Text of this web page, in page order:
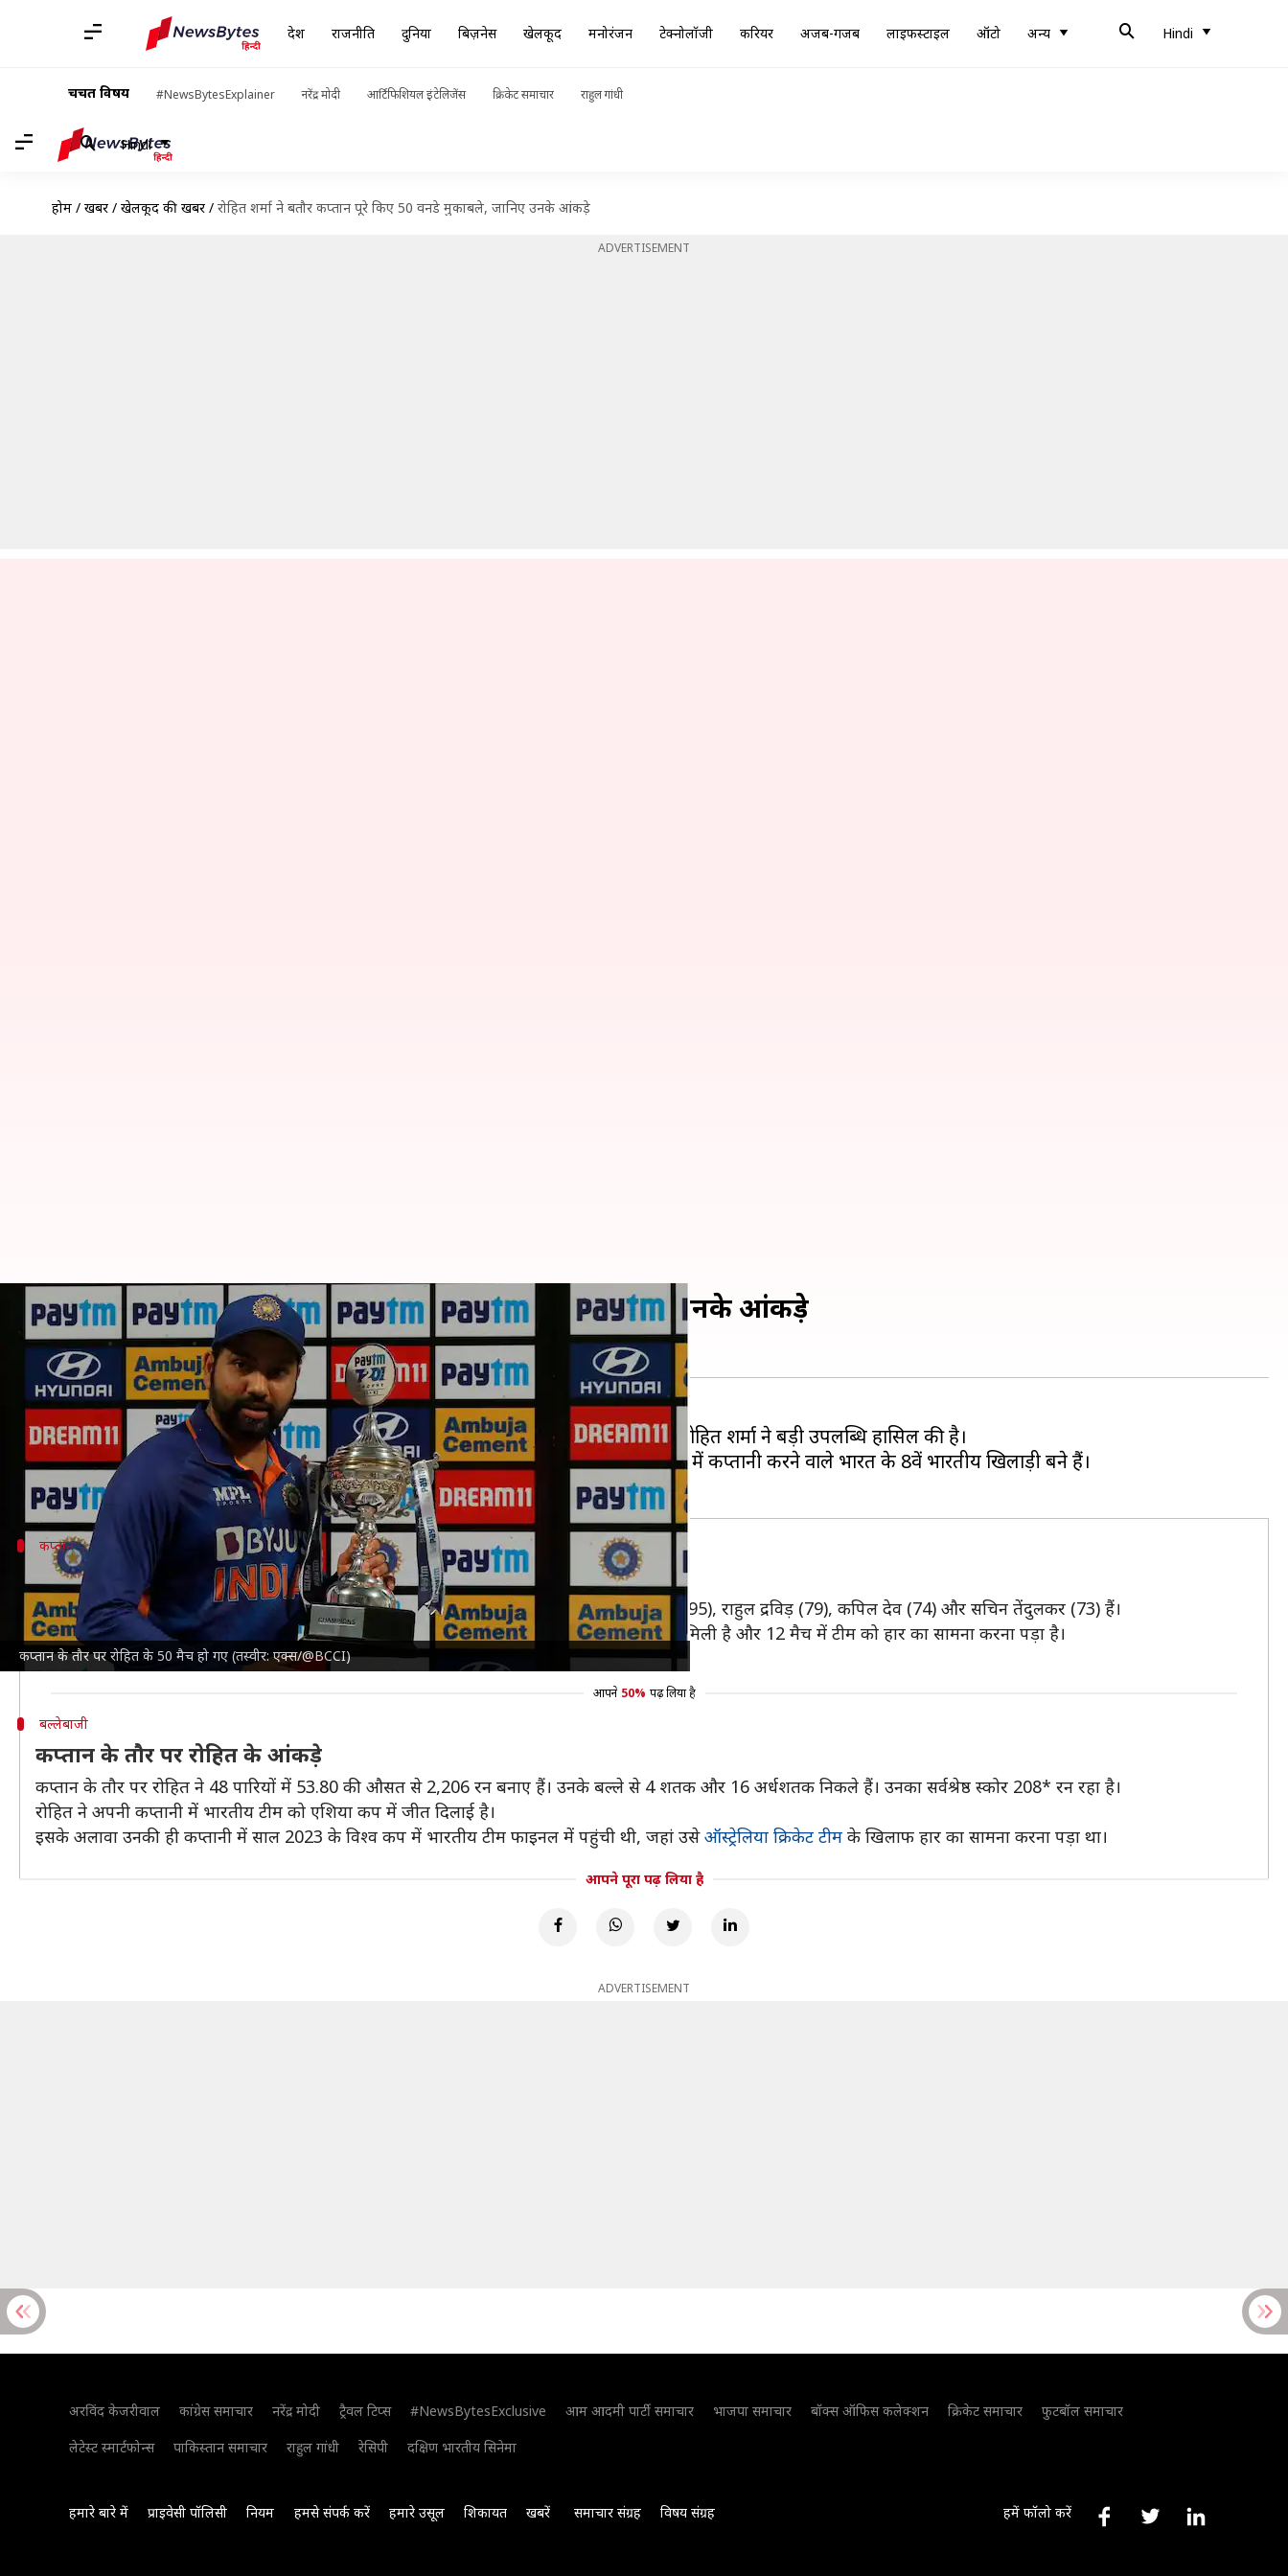
देश राजनीति दुनिया बिज़नेस खेलकूद मनोरंजन टेक्नोलॉजी करियर अजब-गजब लाइफस्टाइल ऑटो अन्य Hindi
चर्चित विषय #NewsBytesExplainer नरेंद्र मोदी आर्टिफिशियल इंटेलिजेंस क्रिकेट समाचार राहुल गांधी
Hindi
होम / खबरें / खेलकूद की खबरें / रोहित शर्मा ने बतौर कप्तान पूरे किए 50 वनडे मुकाबले, जानिए उनके आंकड़े
ADVERTISEMENT
कप्तान के तौर पर रोहित के 50 मैच हो गए (तस्वीर: एक्स/@BCCI)
रोहित शर्मा ने बतौर कप्तान पूरे किए 50 वनडे मुकाबले, जानिए उनके आंकड़े
लेखन आदर्श कुमार Feb 09, 2025 01:44 pm
क्या है खबर?
भारतीय क्रिकेट टीम औरइंग्लैंड क्रिकेट टीमके बीच कटक के बाराबती स्टेडियम में दूसरे वनडे के दौरान रोहित शर्मा ने बड़ी उपलब्धि हासिल की है।
वह कप्तान के तौर पर 50वें वनडे मुकाबले में उतरे। 37 साल के रोहित 50 या उससे ज्यादा वनडे मैच में कप्तानी करने वाले भारत के 8वें भारतीय खिलाड़ी बने हैं।
कप्तान
भारत के लिए सबसे ज्यादा मैचों में कप्तानी करने वाले खिलाड़ी
रोहित से आगे इस सूची में धोनी (200), मोहम्मद अजहरुद्दीन (174),सौरव गांगुली (146),विराट कोहली
(95), राहुल द्रविड़ (79), कपिल देव (74) और सचिन तेंदुलकर (73) हैं।
उन्होंने पहली बार 2017 में वनडे में भारतीय टीम की कप्तानी की थी। उन्हें अब तक 35 मुकाबलों में जीत मिली है और 12 मैच में टीम को हार का सामना करना पड़ा है।
1 मुकाबला टाई पर खत्म हुआ है और 1 मैच में कोई नतीजा नहीं निकल पाया है।
आपने 50% पढ़ लिया है
बल्लेबाजी
कप्तान के तौर पर रोहित के आंकड़े
कप्तान के तौर पर रोहित ने 48 पारियों में 53.80 की औसत से 2,206 रन बनाए हैं। उनके बल्ले से 4 शतक और 16 अर्धशतक निकले हैं। उनका सर्वश्रेष्ठ स्कोर 208* रन रहा है।
रोहित ने अपनी कप्तानी में भारतीय टीम को एशिया कप में जीत दिलाई है।
इसके अलावा उनकी ही कप्तानी में साल 2023 के विश्व कप में भारतीय टीम फाइनल में पहुंची थी, जहां उसेऑस्ट्रेलिया क्रिकेट टीम के खिलाफ हार का सामना करना पड़ा था।
आपने पूरा पढ़ लिया है
ADVERTISEMENT
अरविंद केजरीवाल कांग्रेस समाचार नरेंद्र मोदी ट्रैवल टिप्स #NewsBytesExclusive आम आदमी पार्टी समाचार भाजपा समाचार बॉक्स ऑफिस कलेक्शन क्रिकेट समाचार
फुटबॉल समाचार
लेटेस्ट स्मार्टफोन्स
पाकिस्तान समाचार राहुल गांधी रेसिपी दक्षिण भारतीय सिनेमा
हमारे बारे में प्राइवेसी पॉलिसी नियम हमसे संपर्क करें हमारे उसूल शिकायत खबरें समाचार संग्रह विषय संग्रह हमें फॉलो करें